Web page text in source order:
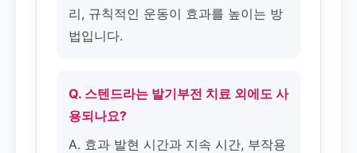
리, 규칙적인 운동이 효과를 높이는 방
법입니다.
Q. 스텐드라는 발기부전 치료 외에도 사
용되나요?
A. 효과 발현 시간과 지속 시간, 부작용